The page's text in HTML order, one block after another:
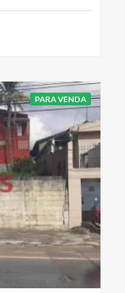
PARA VENDA